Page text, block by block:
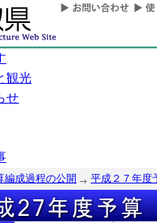
観光
せ
編成過程の公開 平成２７年度